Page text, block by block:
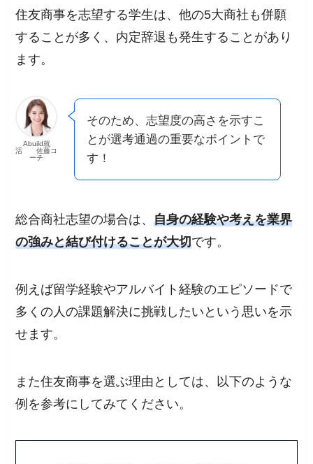
住友商事を志望する学生は、他の5大商社も併願
することが多く、内定辞退も発生することがあり
ます。
Abuild就
活 佐藤コ
ーチ
そのため、志望度の高さを示すこ
とが選考通過の重要なポイントで
す！
総合商社志望の場合は、自身の経験や考えを業界
の強みと結び付けることが大切です。
例えば留学経験やアルバイト経験のエピソードで
多くの人の課題解決に挑戦したいという思いを示
せます。
また住友商事を選ぶ理由としては、以下のような
例を参考にしてみてください。